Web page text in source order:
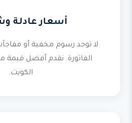
أسعار عادلة
لا توجد رسوم مخفية أو
الفاتورة. نقدم أفضل قيمة
الكويت.